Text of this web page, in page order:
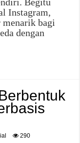
Instagram,
bagi
dengan
290